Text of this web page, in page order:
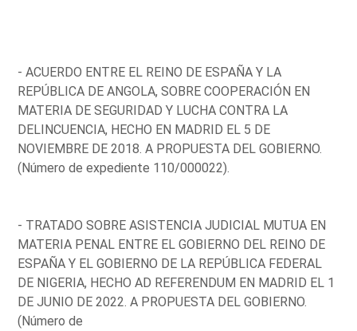
- ACUERDO ENTRE EL REINO DE ESPAÑA Y LA
REPÚBLICA DE ANGOLA, SOBRE COOPERACIÓN EN
MATERIA DE SEGURIDAD Y LUCHA CONTRA LA
DELINCUENCIA, HECHO EN MADRID EL 5 DE
NOVIEMBRE DE 2018. A PROPUESTA DEL GOBIERNO.
(Número de expediente 110/000022).
- TRATADO SOBRE ASISTENCIA JUDICIAL MUTUA EN
MATERIA PENAL ENTRE EL GOBIERNO DEL REINO DE
ESPAÑA Y EL GOBIERNO DE LA REPÚBLICA FEDERAL
DE NIGERIA, HECHO AD REFERENDUM EN MADRID EL 1
DE JUNIO DE 2022. A PROPUESTA DEL GOBIERNO.
(Número de